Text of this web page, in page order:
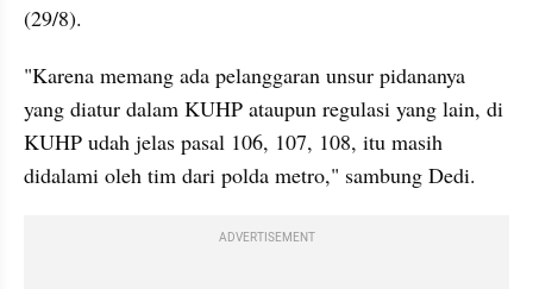
(29/8).
"Karena memang ada pelanggaran unsur pidananya
yang diatur dalam KUHP ataupun regulasi yang lain, di
KUHP udah jelas pasal 106, 107, 108, itu masih
didalami oleh tim dari polda metro," sambung Dedi.
ADVERTISEMENT